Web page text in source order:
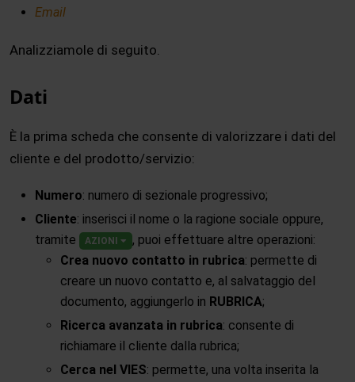
Email
Analizziamole di seguito.
Dati
È la prima scheda che consente di valorizzare i dati del
cliente e del prodotto/servizio:
Numero: numero di sezionale progressivo;
Cliente: inserisci il nome o la ragione sociale oppure,
tramite
AZIONI
, puoi effettuare altre operazioni:
Crea nuovo contatto in rubrica: permette di
creare un nuovo contatto e, al salvataggio del
documento, aggiungerlo in RUBRICA;
Ricerca avanzata in rubrica: consente di
richiamare il cliente dalla rubrica;
Cerca nel VIES: permette, una volta inserita la